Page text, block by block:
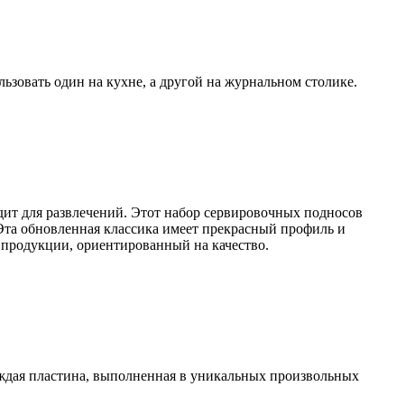
один на кухне, а другой на журнальном столике.
для развлечений. Этот набор сервировочных подносов
обновленная классика имеет прекрасный профиль и
ориентированный на качество.
пластина, выполненная в уникальных произвольных